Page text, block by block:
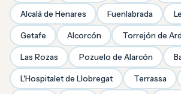
Alcalá de Henares Fuenlabrada
Getafe Alcorcón Torrejón de
Las Rozas Pozuelo de Alarcón
L'Hospitalet de Llobregat Terrassa